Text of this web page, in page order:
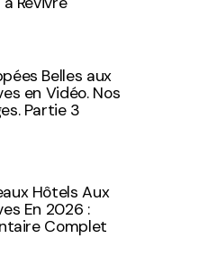
Belles aux
en Vidéo. Nos
Partie 3
Hôtels Aux
En 2026 :
Complet